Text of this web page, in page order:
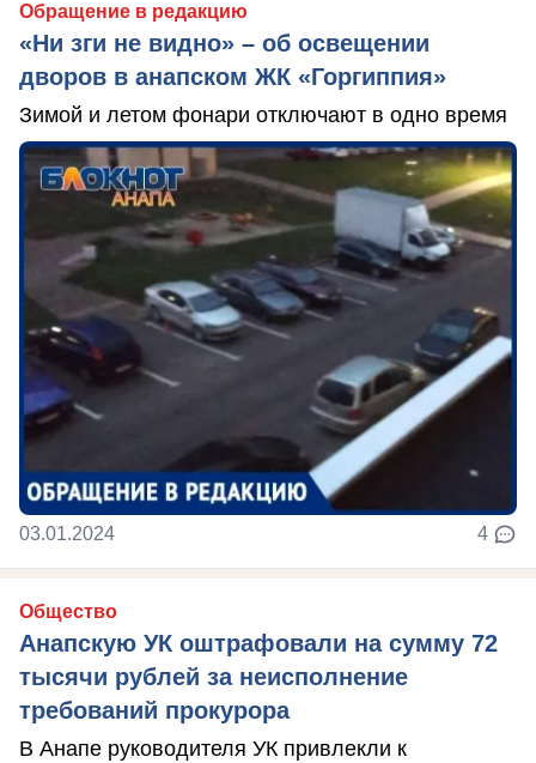
Обращение в редакцию
«Ни зги не видно» – об освещении
дворов в анапском ЖК «Горгиппия»
Зимой и летом фонари отключают в одно время
03.01.2024 4
Общество
Анапскую УК оштрафовали на сумму 72
тысячи рублей за неисполнение
требований прокурора
В Анапе руководителя УК привлекли к